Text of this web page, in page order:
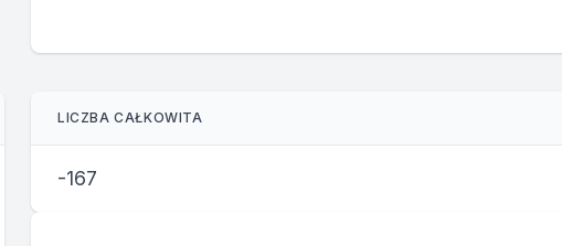
Podgląd Kalkulator liczb całkowitych Widżet
LICZBA CAŁKOWITA
-167